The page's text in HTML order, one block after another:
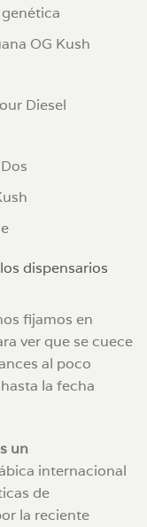
OG Kush
Diesel
dispensarios
fijamos en
ver que se cuece
al poco
la fecha
un
internacional
de
la reciente